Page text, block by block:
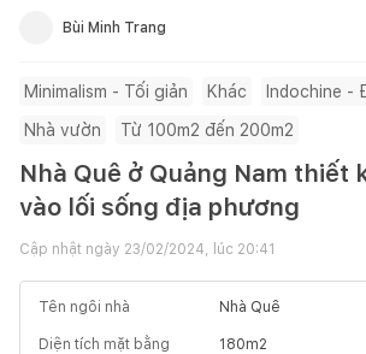
Bùi Minh Trang
Minimalism - Tối giản Khác
Indochine -
Nhà vườn
Từ 100m2 đến 200m2
Nhà Quê ở Quảng Nam thiết
vào lối sống địa phương
Cập nhật ngày 23/02/2024, lúc 20:41
Tên ngôi nhà Nhà Quê
Diện tích mặt bằng 180m2